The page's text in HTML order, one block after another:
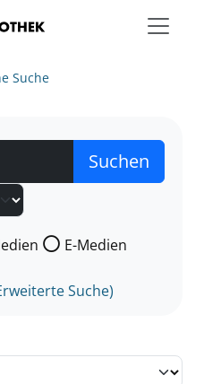
Suche
nach der Sie suchen wollen.
E-Medien
Suche)